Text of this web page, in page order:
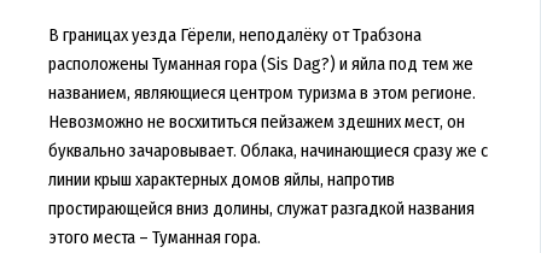
В границах уезда Гёрели, неподалёку от Трабзона
расположены Туманная гора (Sis Dag?) и яйла под тем же
названием, являющиеся центром туризма в этом регионе.
Невозможно не восхититься пейзажем здешних мест, он
буквально зачаровывает. Облака, начинающиеся сразу же с
линии крыш характерных домов яйлы, напротив
простирающейся вниз долины, служат разгадкой названия
этого места – Туманная гора.